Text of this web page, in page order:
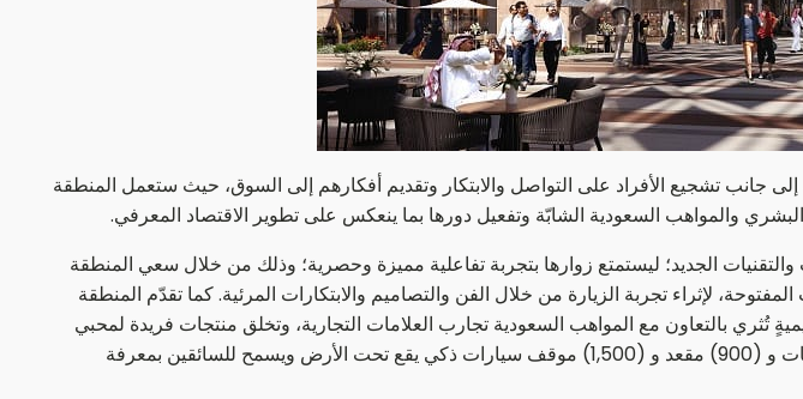
جانب تشجيع الأفراد على التواصل والابتكار وتقديم أفكارهم إلى السوق، حيث ستعمل المنطقة
والمواهب السعودية الشابّة وتفعيل دورها بما ينعكس على تطوير الاقتصاد المعرفي.
الجديد؛ ليستمتع زوارها بتجربة تفاعلية مميزة وحصرية؛ وذلك من خلال سعي المنطقة
لإثراء تجربة الزيارة من خلال الفن والتصاميم والابتكارات المرئية. كما تقدّم المنطقة
تُثري بالتعاون مع المواهب السعودية تجارب العلامات التجارية، وتخلق منتجات فريدة لمحبي
عالم الأزياء. وستتيح المنطقة خيارات ترفيهية متنوعة للزوار والساكنين، ودارٌ للسينما تضمّ (8) شاشات و (900) مقعد و (1,500) موقف سيارات ذكي يقع تحت الأرض ويسمح للسائقين بمعرفة